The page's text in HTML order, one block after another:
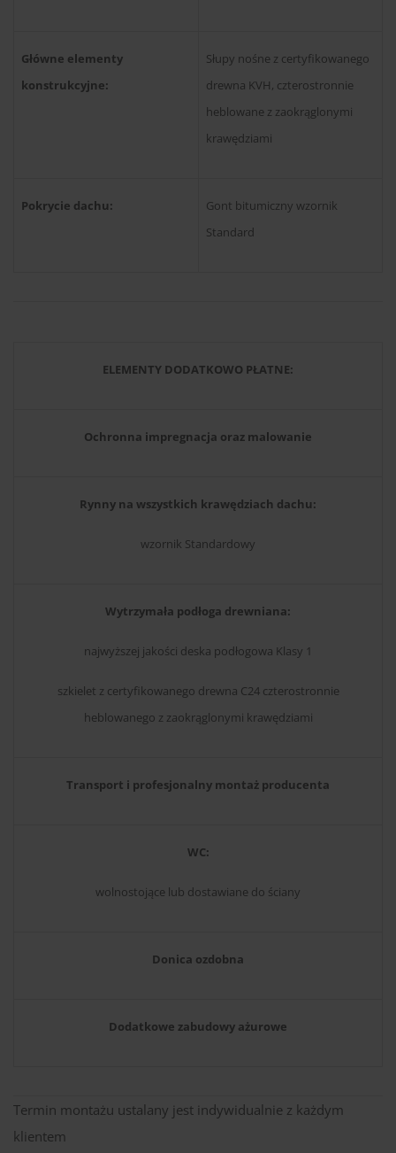
Główne elementy
konstrukcyjne:
Słupy nośne z certyfikowanego
drewna KVH, czterostronnie
heblowane z zaokrąglonymi
krawędziami
Pokrycie dachu:
Gont bitumiczny wzornik
Standard
ELEMENTY DODATKOWO PŁATNE:
Ochronna impregnacja oraz malowanie
Rynny na wszystkich krawędziach dachu:
wzornik Standardowy
Wytrzymała podłoga drewniana:
najwyższej jakości deska podłogowa Klasy 1
szkielet z certyfikowanego drewna C24 czterostronnie
heblowanego z zaokrąglonymi krawędziami
Transport i profesjonalny montaż producenta
WC:
wolnostojące lub dostawiane do ściany
Donica ozdobna
Dodatkowe zabudowy ażurowe
Termin montażu ustalany jest indywidualnie z każdym
klientem